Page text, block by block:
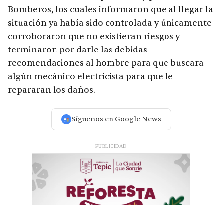
Bomberos, los cuales informaron que al llegar la
situación ya había sido controlada y únicamente
corroboraron que no existieran riesgos y
terminaron por darle las debidas
recomendaciones al hombre para que buscara
algún mecánico electricista para que le
repararan los daños.
Síguenos en Google News
PUBLICIDAD